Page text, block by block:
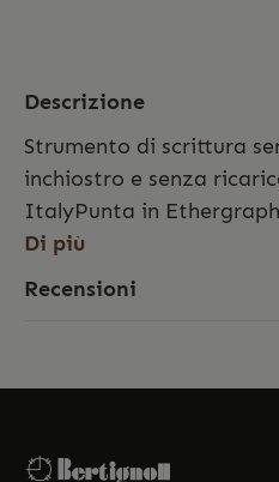
Descrizione
Strumento di scrittura
inchiostro e senza
ItalyPunta in
Di più
Recensioni